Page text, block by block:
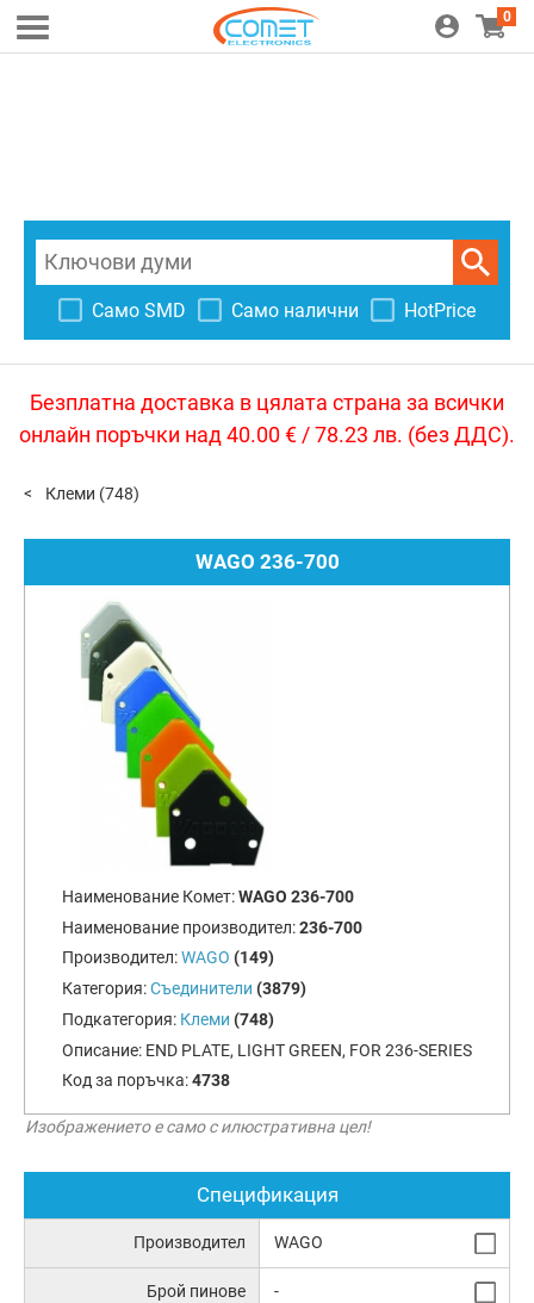
0
Само SMD Само налични HotPrice
Безплатна доставка в цялата страна за всички
онлайн поръчки над 40.00 € / 78.23 лв. (без ДДС).
Клеми (748)
WAGO 236-700
Наименование Комет:WAGO 236-700
Наименование производител:236-700
Производител:WAGO (149)
Категория:Съединители (3879)
Подкатегория: Клеми (748)
Описание: END PLATE, LIGHT GREEN, FOR 236-SERIES
Код за поръчка:4738
Изображението е само с илюстративна цел!
Спецификация
Производител WAGO
Брой пинове -